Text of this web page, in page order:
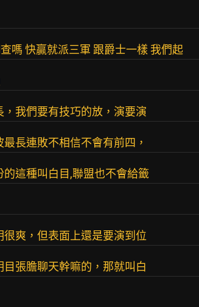
嗎 快贏就派三軍 跟爵士一樣 我們起
我們要有技巧的放，演要演
長連敗不相信不會有前四，
這種叫白目,聯盟也不會給籤
爽，但表面上還是要演到位
目張膽聊天幹嘛的，那就叫白